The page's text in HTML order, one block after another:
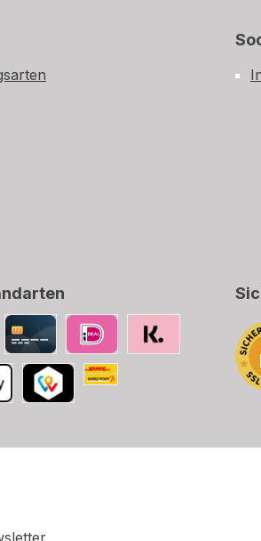
Kredit-/Debitkarte
iDEAL
Die Schweizerische Post
Bild 1 Bild 2